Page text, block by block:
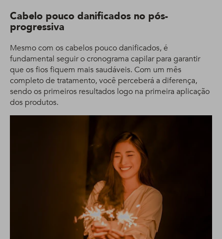
Cabelo pouco danificados no pós-
progressiva
Mesmo com os cabelos pouco danificados, é
fundamental seguir o cronograma capilar para garantir
que os fios fiquem mais saudáveis. Com um mês
completo de tratamento, você perceberá a diferença,
sendo os primeiros resultados logo na primeira aplicação
dos produtos.